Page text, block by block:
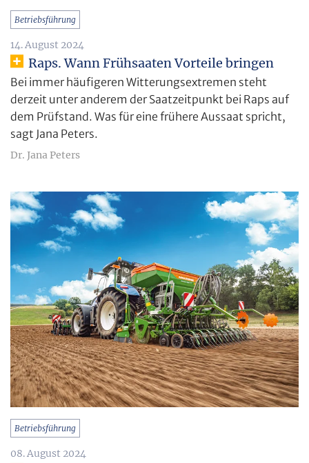
Betriebsführung
14. August 2024
Raps. Wann Frühsaaten Vorteile bringen
Bei immer häufigeren Witterungsextremen steht
derzeit unter anderem der Saatzeitpunkt bei Raps auf
dem Prüfstand. Was für eine frühere Aussaat spricht,
sagt Jana Peters.
Dr. Jana Peters
Betriebsführung
08. August 2024